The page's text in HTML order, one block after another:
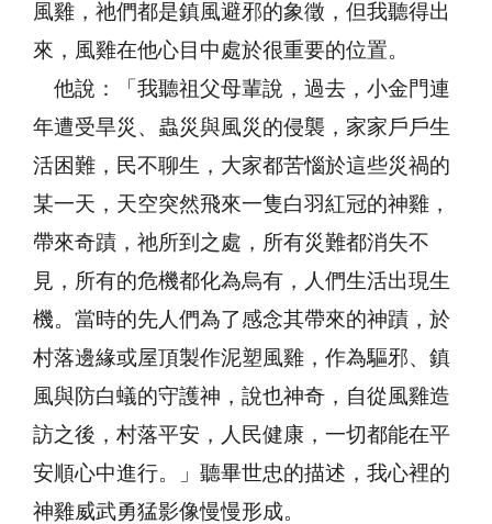
風雞，祂們都是鎮風避邪的象徵，但我聽得出
來，風雞在他心目中處於很重要的位置。
他說：「我聽祖父母輩說，過去，小金門連
年遭受旱災、蟲災與風災的侵襲，家家戶戶生
活困難，民不聊生，大家都苦惱於這些災禍的
某一天，天空突然飛來一隻白羽紅冠的神雞，
帶來奇蹟，祂所到之處，所有災難都消失不
見，所有的危機都化為烏有，人們生活出現生
機。當時的先人們為了感念其帶來的神蹟，於
村落邊緣或屋頂製作泥塑風雞，作為驅邪、鎮
風與防白蟻的守護神，說也神奇，自從風雞造
訪之後，村落平安，人民健康，一切都能在平
安順心中進行。」聽畢世忠的描述，我心裡的
神雞威武勇猛影像慢慢形成。